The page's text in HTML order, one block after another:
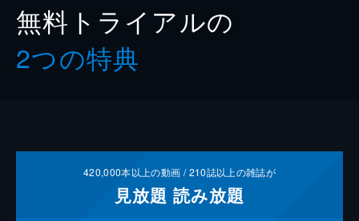
無料トライアルの
2つの特典
420,000本以上の動画 /210誌以上の雑誌が
見放題 読み放題